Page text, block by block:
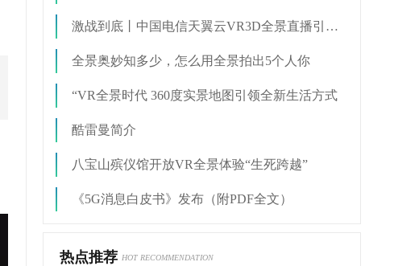
激战到底丨中国电信天翼云VR3D全景直播引燃拳击热火
全景奥妙知多少，怎么用全景拍出5个人你
“VR全景时代 360度实景地图引领全新生活方式
酷雷曼简介
八宝山殡仪馆开放VR全景体验“生死跨越”
《5G消息白皮书》发布（附PDF全文）
热点推荐 HOT RECOMMENDATION